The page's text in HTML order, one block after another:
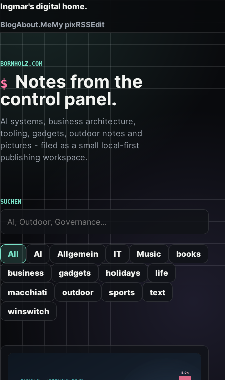
Ingmar's digital home.
BlogAbout.MeMy pixRSSEdit
BORNHOLZ.COM
Notes from the
control panel.
AI systems, business architecture,
tooling, gadgets, outdoor notes and
pictures - filed as a small local-first
publishing workspace.
SUCHEN
All AI Allgemein IT Music
books
business
gadgets holidays
life
macchiati
outdoor sports
text
winswitch